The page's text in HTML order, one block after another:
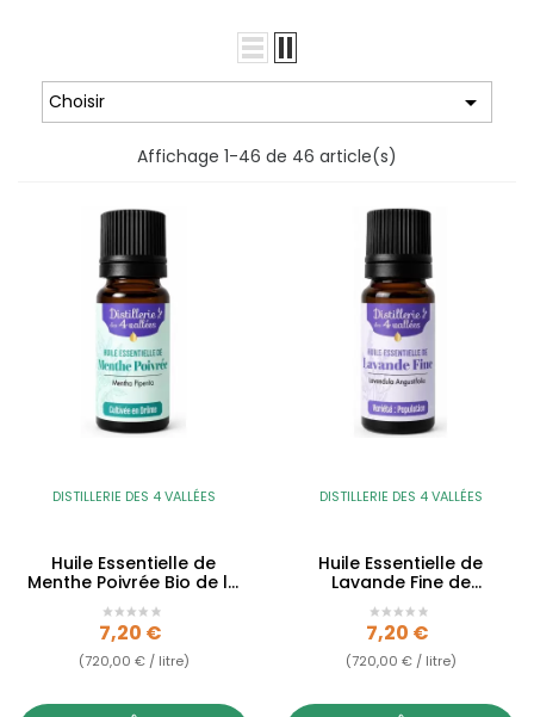
Choisir 
Affichage 1-46 de 46 article(s)
DISTILLERIE DES 4 VALLÉES
Huile Essentielle de
Menthe Poivrée Bio de la
Drôme
Prix
7,20 €
(720,00 € / litre)
DISTILLERIE DES 4 VALLÉES
Huile Essentielle de
Lavande Fine de
Population de la Drôme
Prix
7,20 €
(720,00 € / litre)